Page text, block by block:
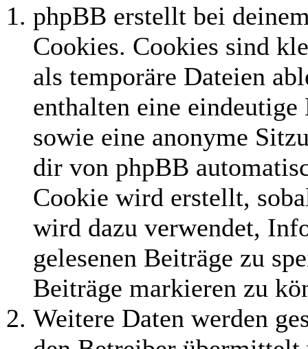
phpBB erstellt bei
Cookies. Cookies sind
als temporäre Dateien
enthalten eine
sowie eine anonyme
dir von phpBB
Cookie wird erstellt,
wird dazu verwendet,
gelesenen Beiträge zu
Beiträge markieren zu
Weitere Daten werden